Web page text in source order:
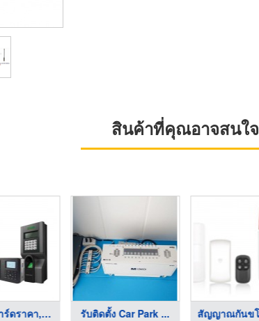
สินค้าที่คุณอาจสนใจ
ประตูคีย์การ์ดราคา,ส ...
รับติดตั้ง Car Park ...